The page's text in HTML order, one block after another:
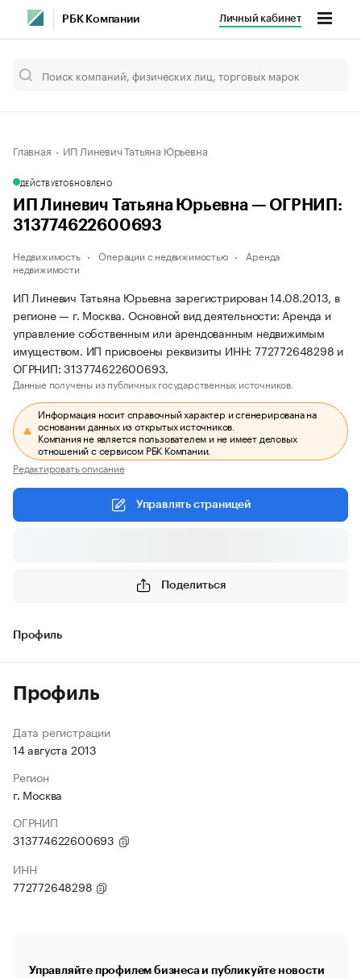
РБК Компании Личный кабинет
Главная ИП Линевич Татьяна Юрьевна
ДЕЙСТВУЕТОБНОВЛЕНО
ИП Линевич Татьяна Юрьевна — ОГРНИП:
313774622600693
Недвижимость Операции с недвижимостью
Аренда
недвижимости
ИП Линевич Татьяна Юрьевна зарегистрирован 14.08.2013, в
регионе — г. Москва. Основной вид деятельности: Аренда и
управление собственным или арендованным недвижимым
имуществом. ИП присвоены реквизиты ИНН: 772772648298 и
ОГРНИП: 313774622600693.
Данные получены из публичных государственных источников.
Информация носит справочный характер и сгенерирована на
основании данных из открытых источников.
Компания не является пользователем и не имеет деловых
отношений с сервисом РБК Компании.
Редактировать описание
Управлять страницей
Поделиться
Профиль
Профиль
Дата регистрации
14 августа 2013
Регион
г. Москва
ОГРНИП
313774622600693
ИНН
772772648298
Управляйте профилем бизнеса и публикуйте новости